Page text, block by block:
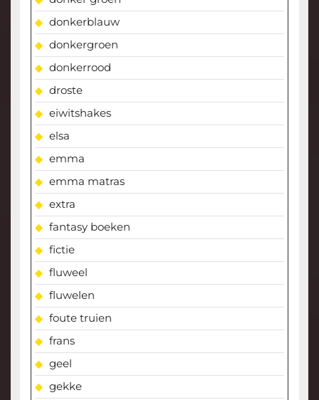
donkerblauw
donkergroen
donkerrood
droste
eiwitshakes
elsa
emma
emma matras
extra
fantasy boeken
fictie
fluweel
fluwelen
foute truien
frans
geel
gekke